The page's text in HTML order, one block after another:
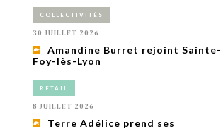
DÉCOUVREZ
OUR(S) #25 - ÉTÉ 2026
COLLECTIVITÉS
30 JUILLET 2026
Amandine Burret rejoint Sainte-
Foy-lès-Lyon
RETAIL
8 JUILLET 2026
Terre Adélice prend ses